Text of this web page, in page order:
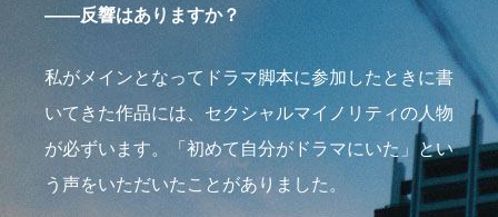
――反響はありますか？
私がメインとなってドラマ脚本に参加したときに書
いてきた作品には、セクシャルマイノリティの人物
が必ずいます。「初めて自分がドラマにいた」とい
う声をいただいたことがありました。